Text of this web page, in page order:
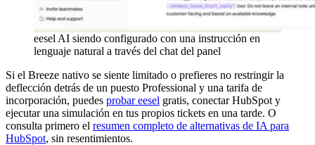
eesel AI siendo configurado con una instrucción en
lenguaje natural a través del chat del panel
Si el Breeze nativo se siente limitado o prefieres no restringir la
deflección detrás de un puesto Professional y una tarifa de
incorporación, puedes probar eesel gratis, conectar HubSpot y
ejecutar una simulación en tus propios tickets en una tarde. O
consulta primero el resumen completo de alternativas de IA para
HubSpot, sin resentimientos.